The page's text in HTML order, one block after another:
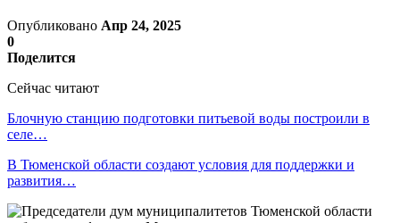
Опубликовано Апр 24, 2025
0
Поделится
Сейчас читают
Блочную станцию подготовки питьевой воды построили в
селе…
В Тюменской области создают условия для поддержки и
развития…